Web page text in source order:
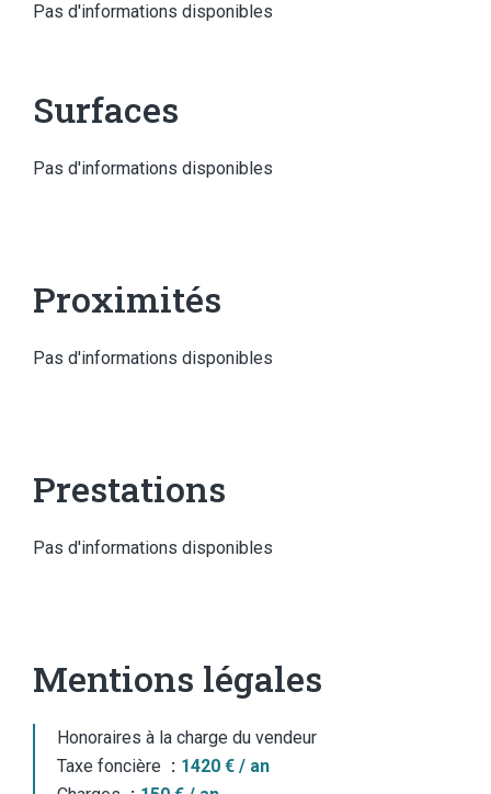
Pas d'informations disponibles
Surfaces
Pas d'informations disponibles
Proximités
Pas d'informations disponibles
Prestations
Pas d'informations disponibles
Mentions légales
Honoraires à la charge du vendeur
Taxe foncière
1420 € / an